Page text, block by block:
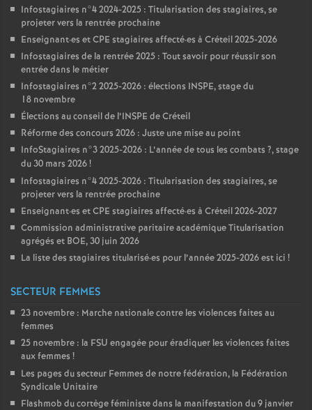
Infostagiaires n°4 2024-2025 : Titularisation des stagiaires, se
projeter vers la rentrée prochaine
Enseignant·es etCPE stagiaires affecté·es à Créteil 2025-2026
Infostagiaires de la rentrée 2025 : Tout savoir pour réussir son
entrée dans le métier
Infostagiaires n°2 2025-2026 : élections INSPE, stage du
18 novembre
Élections au conseil de l’INSPE de Créteil
Réforme des concours 2026 : Juste une mise au point
InfoStagiaires n°3 2025-2026 : L’année de tous les combats ?, stage
du 30 mars 2026!
Infostagiaires n°4 2025-2026 : Titularisation des stagiaires, se
projeter vers la rentrée prochaine
Enseignant·es etCPE stagiaires affecté·es à Créteil 2026-2027
Commission administrative paritaire académique Titularisation
agrégés et BOE, 30 juin 2026
La liste des stagiaires titularisé·es pour l’année 2025-2026 est ici !
SECTEUR FEMMES
23 novembre : Marche nationale contre les violences faites au
femmes
25 novembre : la FSU engagée pour éradiquer les violences faites
aux femmes !
Les pages du secteur Femmes de notre fédération, la Fédération
Syndicale Unitaire
Flashmob du cortège féministe dans la manifestation du 9 janvier